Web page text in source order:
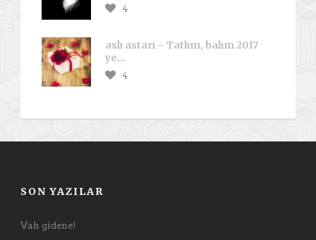
4
aslı astarı – Tatlım, balım 2017
ye…
4
SON YAZILAR
Vah gidene!